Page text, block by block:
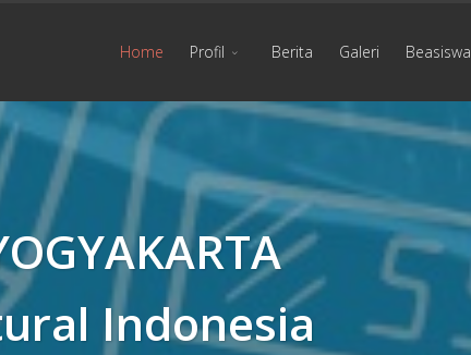
Home Profil Berita Galeri Beasiswa
Indonesia